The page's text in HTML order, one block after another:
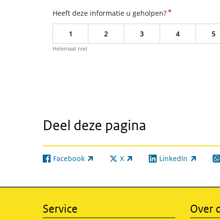
Heeft deze informatie u geholpen?*
1 2 3 4 5
Helemaal niet
Deel deze pagina
Facebook
(externe link) X
(externe link) LinkedIn
(externe link)
Service Over